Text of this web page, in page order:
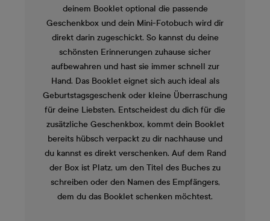
deinem Booklet optional die passende
Geschenkbox und dein Mini-Fotobuch wird dir
direkt darin zugeschickt. So kannst du deine
schönsten Erinnerungen zuhause sicher
aufbewahren und hast sie immer schnell zur
Hand. Das Booklet eignet sich auch ideal als
Geburtstagsgeschenk oder kleine Überraschung
für deine Liebsten. Entscheidest du dich für die
zusätzliche Geschenkbox, kommt dein Booklet
bereits hübsch verpackt zu dir nachhause und
du kannst es direkt verschenken. Auf dem Rand
der Box ist Platz, um den Titel des Buches zu
schreiben oder den Namen des Empfängers,
dem du das Booklet schenken möchtest.